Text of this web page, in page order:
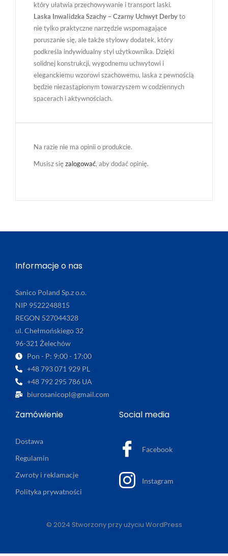
który ułatwia przechowywanie i transport laski.
Laska Inwalidzka Szachy – Czarny Uchwyt Derbyto
nie tylko praktyczne narzędzie wspomagające
poruszanie się, ale także stylowy dodatek, który
podkreśla indywidualny styl użytkownika. Dzięki
solidnej konstrukcji, wygodnemu uchwytowi i
eleganckiemu wzorowi szachowemu, laska z pewnością
będzie niezastąpionym towarzyszem w codziennych
spacerach i aktywnościach.
Na razie nie ma opinii o produkcie.
Musisz sięzalogować, aby dodać opinię.
Informacje o nas
Sanico Poland Sp.z o.o.
NIP 9522248815
REGON 527044328
ul. Chełmońskiego 32
96-321 Żelechów
Pon - P: 9:00 - 17:00
+48 793 071 929 PL
+48 792 295 786 UA
biurosanicopl@gmail.com
Zamówienie
Dostawa
Regulamin
Zwroty i reklamacje
Polityka prywatności
Social media
Facebook
Instagram
© 2024 Stworzony przy użyciu WordPress